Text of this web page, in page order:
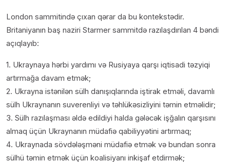
London sammitində çıxan qərar da bu kontekstədir.
Britaniyanın baş naziri Starmer sammitdə razılaşdırılan 4 bəndi
açıqlayıb:
1. Ukraynaya hərbi yardımı və Rusiyaya qarşı iqtisadi təzyiqi
artırmağa davam etmək;
2. Ukrayna istənilən sülh danışıqlarında iştirak etməli, davamlı
sülh Ukraynanın suverenliyi və təhlükəsizliyini təmin etməlidir;
3. Sülh razılaşması əldə edildiyi halda gələcək işğalın qarşısını
almaq üçün Ukraynanın müdafiə qabiliyyətini artırmaq;
4. Ukraynada sövdələşməni müdafiə etmək və bundan sonra
sülhü təmin etmək üçün koalisiyanı inkişaf etdirmək;